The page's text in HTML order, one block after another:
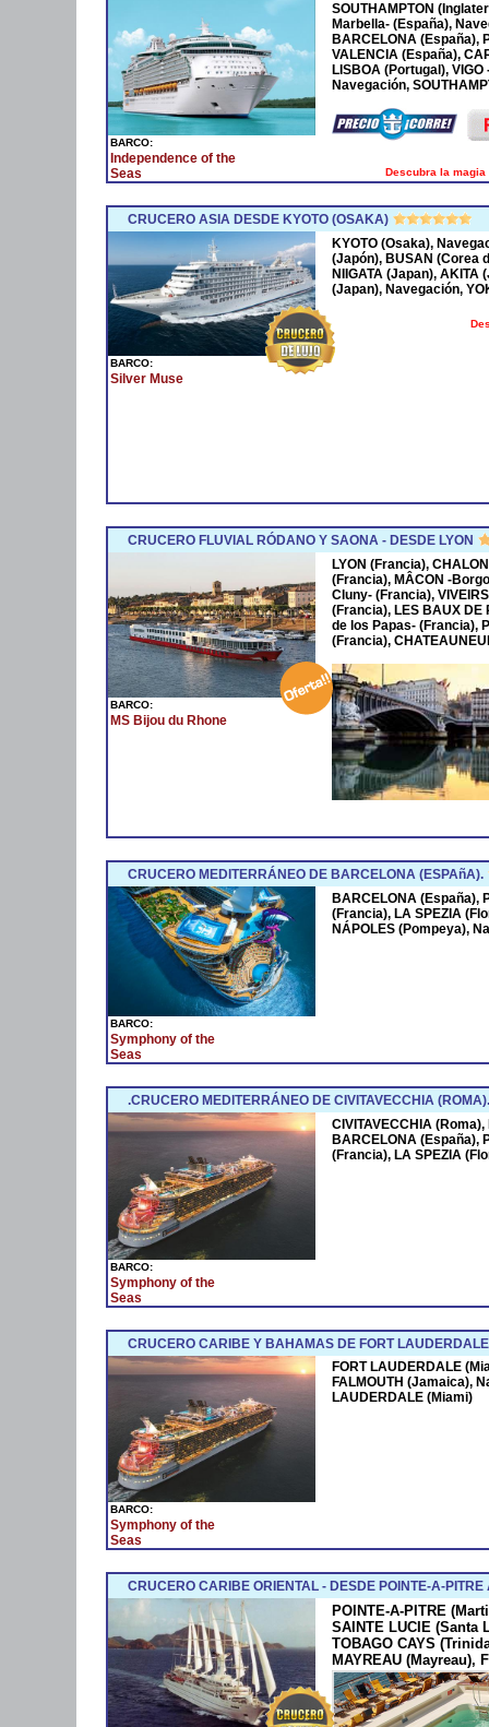
BARCO:
Independence of the
Seas
SOUTHAMPTON
Marbella- (España),
BARCELONA (España),
VALENCIA (España),
LISBOA (Portugal),
Navegación,
Descubra la
CRUCERO ASIA DESDE KYOTO (OSAKA)
BARCO:
Silver Muse
KYOTO (Osaka),
(Japón), BUSAN (Corea
NIIGATA (Japan), AKITA
(Japan), Navegación,
CRUCERO FLUVIAL RÓDANO Y SAONA - DESDE LYON
BARCO:
MS Bijou du Rhone
LYON (Francia),
(Francia), MÂCON -
Cluny- (Francia),
(Francia), LES BAUX DE
de los Papas- (Francia),
(Francia),
CRUCERO MEDITERRÁNEO DE BARCELONA (ESPAñA).
BARCO:
Symphony of the
Seas
BARCELONA (España),
(Francia), LA SPEZIA
NÁPOLES (Pompeya),
.CRUCERO MEDITERRÁNEO DE CIVITAVECCHIA (ROMA).
BARCO:
Symphony of the
Seas
CIVITAVECCHIA
BARCELONA (España),
(Francia), LA SPEZIA
CRUCERO CARIBE Y BAHAMAS DE FORT
BARCO:
Symphony of the
Seas
FORT LAUDERDALE
FALMOUTH (Jamaica),
LAUDERDALE (Miami)
CRUCERO CARIBE ORIENTAL - DESDE POINTE-A-PITRE
POINTE-A-PITRE
SAINTE LUCIE (Santa
TOBAGO CAYS
MAYREAU (Mayreau),